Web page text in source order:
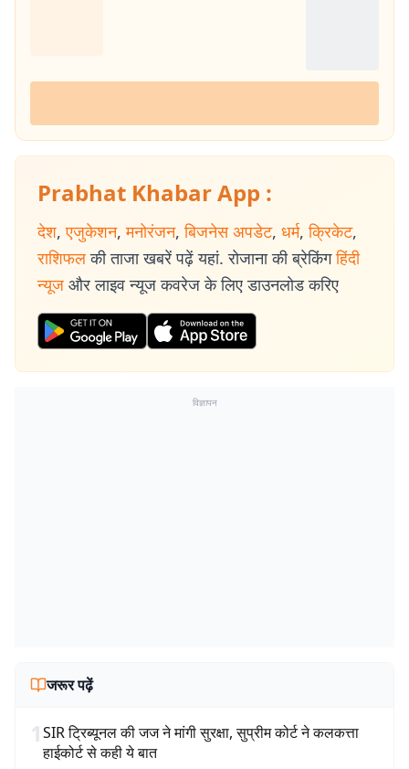
Prabhat Khabar App :
देश, एजुकेशन, मनोरंजन, बिजनेस अपडेट, धर्म, क्रिकेट,
राशिफल की ताजा खबरें पढ़ें यहां. रोजाना की ब्रेकिंग हिंदी
न्यूज और लाइव न्यूज कवरेज के लिए डाउनलोड करिए
विज्ञापन
जरूर पढ़ें
1SIR ट्रिब्यूनल की जज ने मांगी सुरक्षा, सुप्रीम कोर्ट ने कलकत्ता
हाईकोर्ट से कही ये बात